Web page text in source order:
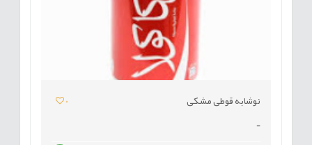
نوشابه قوطی مشکی
0
-